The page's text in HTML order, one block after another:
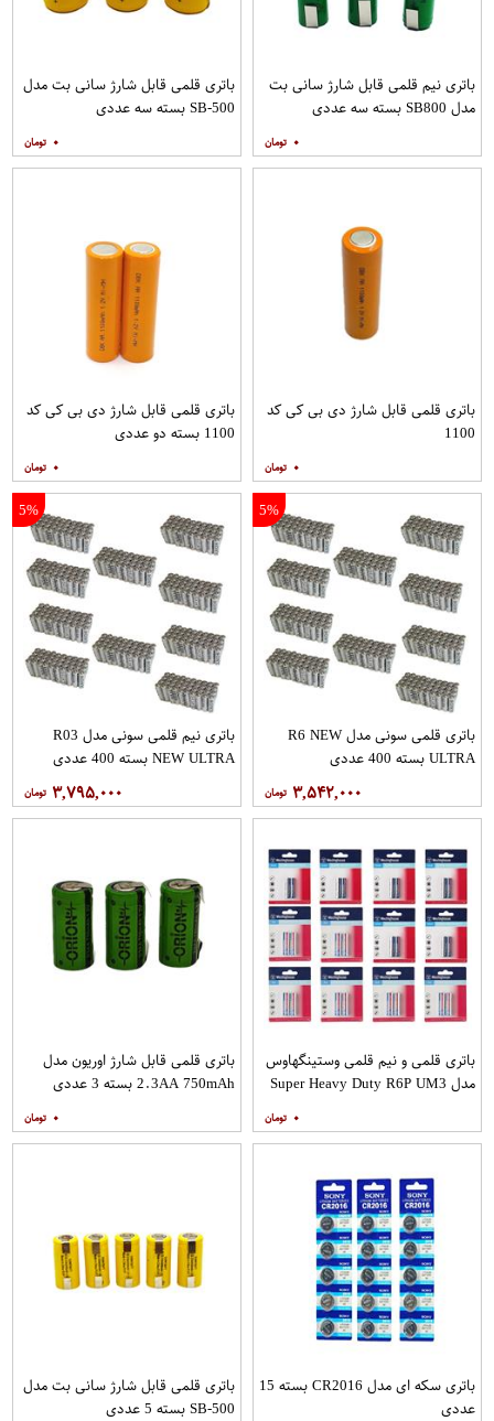
باتری نیم قلمی قابل شارژ سانی بت
مدل SB800 بسته سه عددی
۰
باتری قلمی قابل شارژ سانی بت مدل
SB-500 بسته سه عددی
۰
باتری قلمی قابل شارژ دی بی کی کد
1100
۰
باتری قلمی قابل شارژ دی بی کی کد
1100 بسته دو عددی
۰
5%
باتری قلمی سونی مدل R6 NEW
ULTRA بسته 400 عددی
۳,۵۴۲,۰۰۰
5%
باتری نیم قلمی سونی مدل R03
NEW ULTRA بسته 400 عددی
۳,۷۹۵,۰۰۰
باتری قلمی و نیم قلمی وستینگهاوس
مدل Super Heavy Duty R6P UM3
۰
باتری قلمی قابل شارژ اوریون مدل
2.3AA 750mAh بسته 3 عددی
۰
باتری سکه ای مدل CR2016 بسته 15
عددی
باتری قلمی قابل شارژ سانی بت مدل
SB-500 بسته 5 عددی